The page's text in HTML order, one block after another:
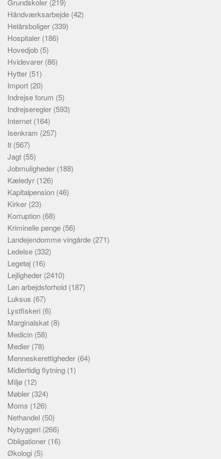
Grundskoler (219)
Håndværksarbejde (42)
Helårsboliger (339)
Hospitaler (186)
Hovedjob (5)
Hvidevarer (86)
Hytter (51)
Import (20)
Indrejse forum (5)
Indrejseregler (593)
Internet (164)
Isenkram (257)
It (567)
Jagt (55)
Jobmuligheder (188)
Kæledyr (126)
Kapitalpension (46)
Kirker (23)
Korruption (68)
Kriminelle penge (56)
Landejendomme vingårde (271)
Ledelse (332)
Legetøj (16)
Lejligheder (2410)
Løn arbejdsforhold (187)
Luksus (67)
Lystfiskeri (6)
Marginalskat (8)
Medicin (58)
Medier (78)
Menneskerettigheder (64)
Midlertidig flytning (1)
Miljø (12)
Møbler (324)
Moms (126)
Nethandel (50)
Nybyggeri (266)
Obligationer (16)
Økologi (5)